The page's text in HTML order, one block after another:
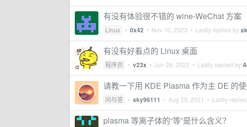
有没有体验很不错的 wine-WeChat 方案
Linux • 0x42 • Nov 10, 2023 • Lastly replied by
有没有好看点的 Linux 桌面
程序员 • v23x • Jun 26, 2022 • Lastly replied by
请教一下用 KDE Plasma 作为主 DE 的使
问与答 • sky96111 • Aug 25, 2021 • Lastly
plasma 等离子体的“等”是什么含义？